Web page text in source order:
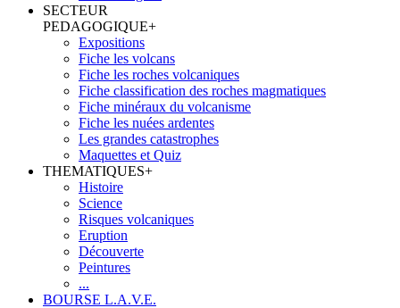
SECTEUR
PEDAGOGIQUE+
Expositions
Fiche les volcans
Fiche les roches volcaniques
Fiche classification des roches magmatiques
Fiche minéraux du volcanisme
Fiche les nuées ardentes
Les grandes catastrophes
Maquettes et Quiz
THEMATIQUES+
Histoire
Science
Risques volcaniques
Eruption
Découverte
Peintures
...
BOURSE L.A.V.E.